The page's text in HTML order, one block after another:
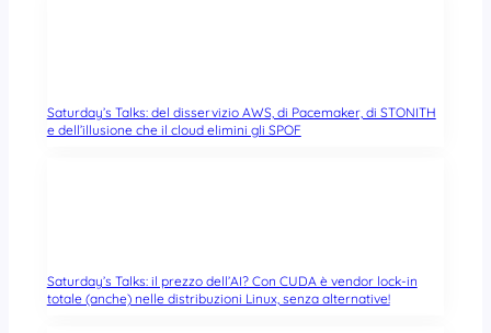
Saturday’s Talks: del disservizio AWS, di Pacemaker, di STONITH
e dell’illusione che il cloud elimini gli SPOF
Saturday’s Talks: il prezzo dell’AI? Con CUDA è vendor lock-in
totale (anche) nelle distribuzioni Linux, senza alternative!